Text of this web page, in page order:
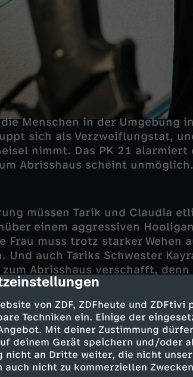
von ZDF, ZDFheute und
Techniken ein. Einige der
Mit deiner Zustimmung
deinem Gerät speichern und/oder
nicht an Dritte weiter, die nicht
auch nicht zu kommerziellen
Menschen in der Umgebung
sich als Verzweiflungstat,
nimmt. Das PK 21 alarmiert
Abrisshaus scheint unmöglich.
müssen Tarik und Claudia
einem aggressiven
Frau muss trotz starker Wehen
Und auch Tariks Schwester
Abrisshaus verschafft,
der Spur. Auf dem Gelände
durch die Sprengung versteckt
Keller des Gebäudes nach
über sich mit und wird bei
und Mattes bleibt nichts
gewaltbereiten Sprengmeisters